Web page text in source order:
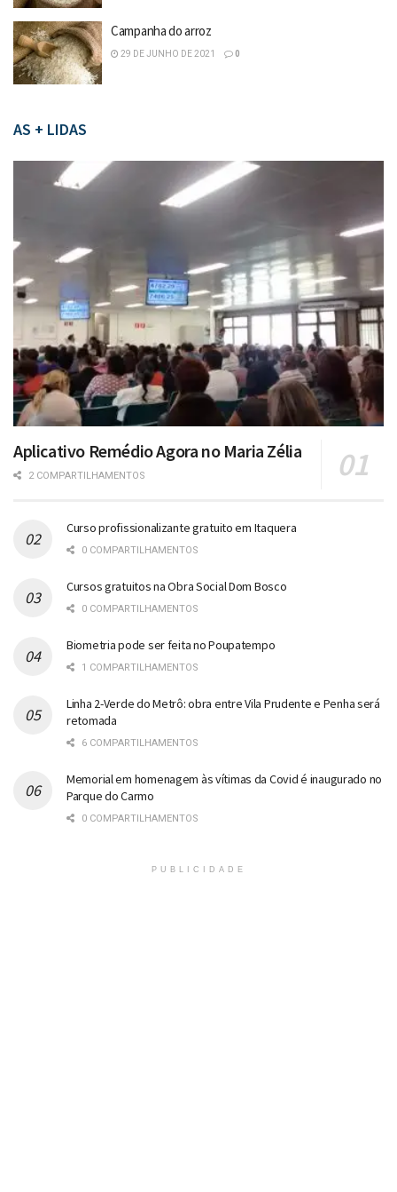
Campanha do arroz
29 DE JUNHO DE 2021 0
AS + LIDAS
Aplicativo Remédio Agora no Maria Zélia
2 COMPARTILHAMENTOS
Curso profissionalizante gratuito em Itaquera
0 COMPARTILHAMENTOS
Cursos gratuitos na Obra Social Dom Bosco
0 COMPARTILHAMENTOS
Biometria pode ser feita no Poupatempo
1 COMPARTILHAMENTOS
Linha 2-Verde do Metrô: obra entre Vila Prudente e Penha será
retomada
6 COMPARTILHAMENTOS
Memorial em homenagem às vítimas da Covid é inaugurado no
Parque do Carmo
0 COMPARTILHAMENTOS
PUBLICIDADE